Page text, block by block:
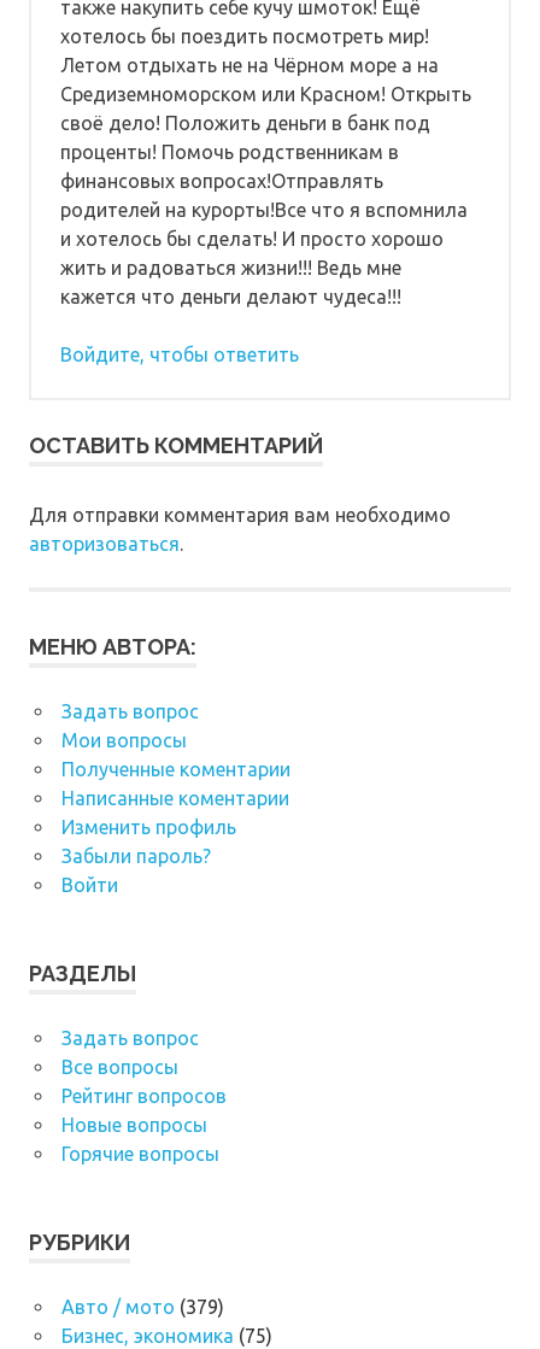
также накупить себе кучу шмоток! Ещё
хотелось бы поездить посмотреть мир!
Летом отдыхать не на Чёрном море а на
Средиземноморском или Красном! Открыть
своё дело! Положить деньги в банк под
проценты! Помочь родственникам в
финансовых вопросах!Отправлять
родителей на курорты!Все что я вспомнила
и хотелось бы сделать! И просто хорошо
жить и радоваться жизни!!! Ведь мне
кажется что деньги делают чудеса!!!
Войдите, чтобы ответить
ОСТАВИТЬ КОММЕНТАРИЙ
Для отправки комментария вам необходимо
авторизоваться.
МЕНЮ АВТОРА:
Задать вопрос
Мои вопросы
Полученные коментарии
Написанные коментарии
Изменить профиль
Забыли пароль?
Войти
РАЗДЕЛЫ
Задать вопрос
Все вопросы
Рейтинг вопросов
Новые вопросы
Горячие вопросы
РУБРИКИ
Авто / мото (379)
Бизнес, экономика (75)